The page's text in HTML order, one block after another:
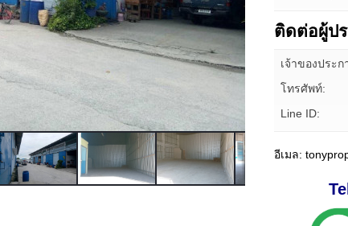
ติดต่อผู้ป
เจ้าของประก
โทรศัพท์:
Line ID:
อีเมล: